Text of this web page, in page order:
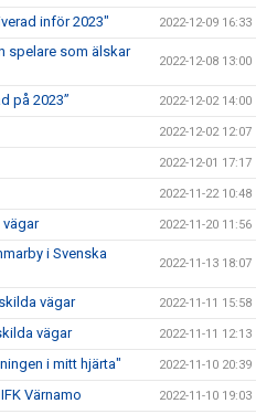
inför 2023" 2022-12-09 16:33
spelare som älskar
2022-12-08 13:00
på 2023” 2022-12-02 14:00
2022-12-02 12:07
2022-12-01 17:17
2022-11-22 10:48
vägar 2022-11-20 11:56
i Svenska
2022-11-13 18:07
vägar 2022-11-11 15:58
vägar 2022-11-11 12:13
i mitt hjärta" 2022-11-10 20:39
Värnamo 2022-11-10 19:03